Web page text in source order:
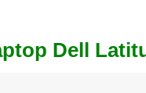
Dell